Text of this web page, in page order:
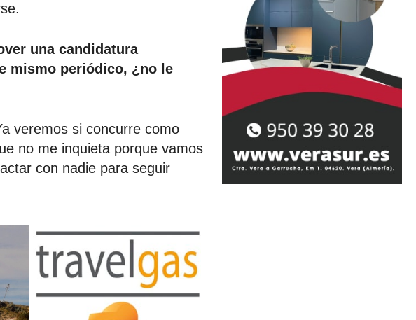
una candidatura
mismo periódico, ¿no le
veremos si concurre como
no me inquieta porque vamos
con nadie para seguir